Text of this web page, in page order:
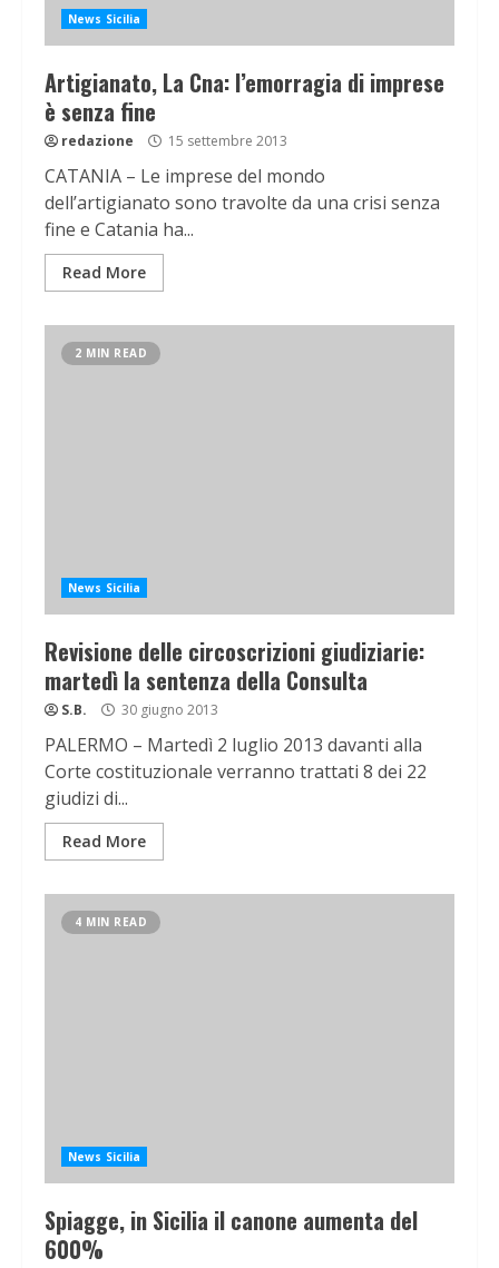
News Sicilia
Artigianato, La Cna: l’emorragia di imprese
è senza fine
redazione 15 settembre 2013
CATANIA – Le imprese del mondo
dell’artigianato sono travolte da una crisi senza
fine e Catania ha...
Read More
2 MIN READ
News Sicilia
Revisione delle circoscrizioni giudiziarie:
martedì la sentenza della Consulta
S.B. 30 giugno 2013
PALERMO – Martedì 2 luglio 2013 davanti alla
Corte costituzionale verranno trattati 8 dei 22
giudizi di...
Read More
4 MIN READ
News Sicilia
Spiagge, in Sicilia il canone aumenta del
600%